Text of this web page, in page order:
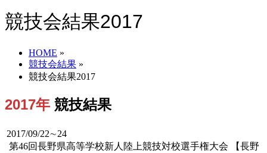
競技会結果2017
HOME »
競技会結果 »
競技会結果2017
2017年 競技結果
2017/09/22∼24
第46回長野県高等学校新人陸上競技対校選手権大会 【長野